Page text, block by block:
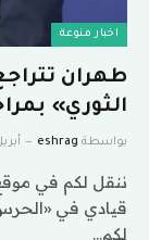
اخبار منوعة
طهران
الثوري»
بواسطة eshrag أبريل 22,
ننقل لكم في
قيادي في «الحرس
لكم…